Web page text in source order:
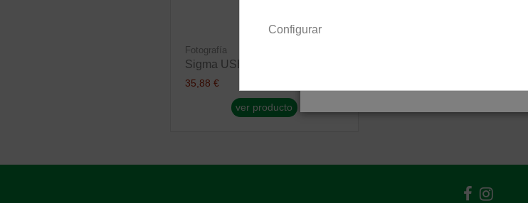
Fotografía
Sigma USB DOCK
35,88 €
ver producto
Configurar